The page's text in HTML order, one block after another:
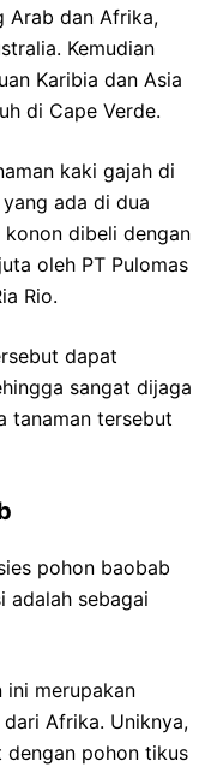
Arab dan Afrika,
Kemudian
Karibia dan Asia
di Cape Verde.
kaki gajah di
ada di dua
dibeli dengan
oleh PT Pulomas
Rio.
dapat
sangat dijaga
tanaman tersebut
pohon baobab
adalah sebagai
ini merupakan
Afrika. Uniknya,
dengan pohon tikus